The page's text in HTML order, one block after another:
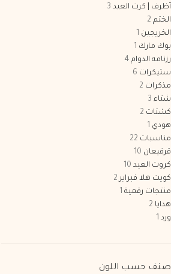
أظرف | كرت العيد 3
الختم 2
الخريجين 1
بوك مارك 1
رزنامه الدوام 4
ستيكرات 6
مذكرات 2
شتاء 3
كشتات 2
هودي 1
مناسبات 22
قرقيعان 10
كروت العيد 10
كويت هلا فبراير 2
منتجات رقمية 1
هدايا 2
ورد 1
صنف حسب اللون